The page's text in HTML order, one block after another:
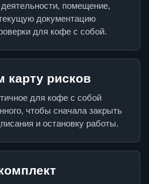
помещение,
документацию
для кофе с собой.
карту рисков
для кофе с собой
чтобы сначала закрыть
и остановку работы.